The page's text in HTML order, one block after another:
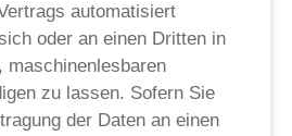
automatisiert
oder an einen Dritten in
maschinenlesbaren
zu lassen. Sofern Sie
der Daten an einen